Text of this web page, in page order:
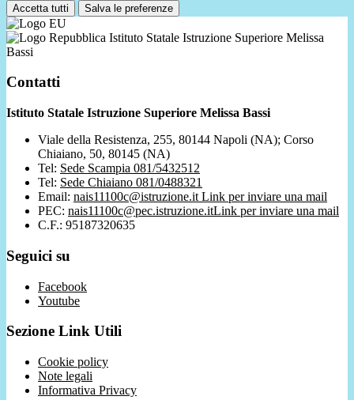
Accetta tutti Salva le preferenze
Istituto Statale Istruzione Superiore Melissa
Bassi
Contatti
Istituto Statale Istruzione Superiore Melissa Bassi
Viale della Resistenza, 255, 80144 Napoli (NA); Corso
Chiaiano, 50, 80145 (NA)
Tel: Sede Scampia 081/5432512
Tel: Sede Chiaiano 081/0488321
Email: nais11100c@istruzione.it Link per inviare una mail
PEC: nais11100c@pec.istruzione.itLink per inviare una mail
C.F.: 95187320635
Seguici su
Facebook
Youtube
Sezione Link Utili
Cookie policy
Note legali
Informativa Privacy